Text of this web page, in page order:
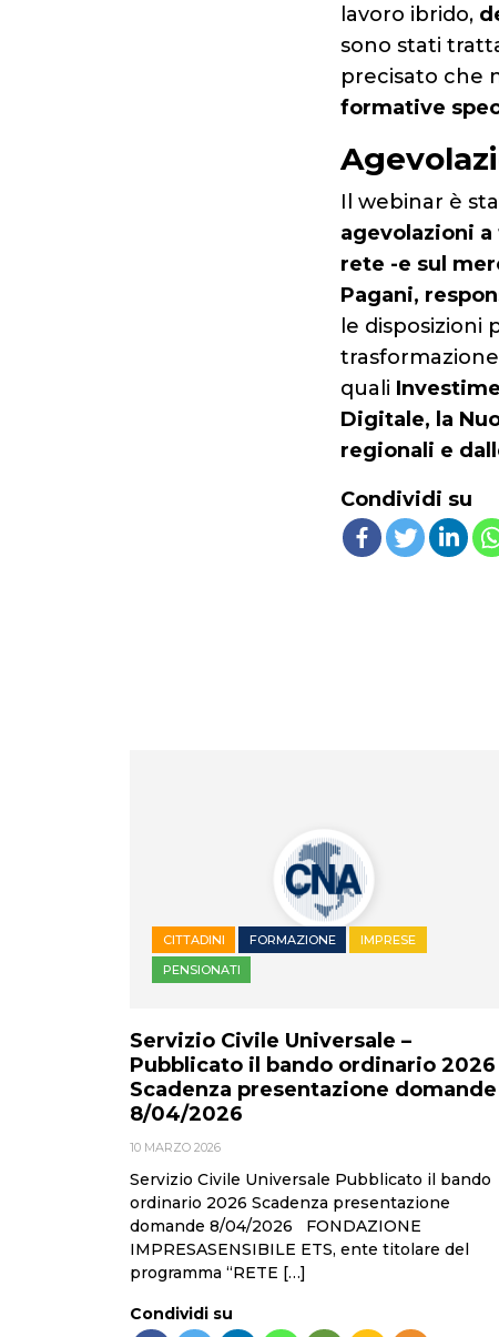
lavoro ibrido,
sono stati
precisato che
formative
Il webinar è
agevolazioni
rete -e sul
Pagani,
le disposizioni
quali
Digitale, la
regionali e
Condividi su
CITTADINI FORMAZIONE
IMPRESE
PENSIONATI
Servizio Civile Universale –
Pubblicato il bando ordinario 2026
Scadenza presentazione domande
8/04/2026
10 MARZO 2026
Servizio Civile Universale Pubblicato il bando
ordinario 2026 Scadenza presentazione
domande 8/04/2026 FONDAZIONE
IMPRESASENSIBILE ETS, ente titolare del
programma “RETE […]
Condividi su